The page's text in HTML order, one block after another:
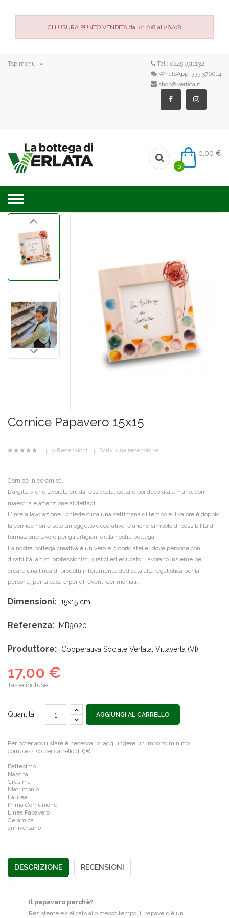
CHIUSURA PUNTO VENDITA dal 01/08 al 26/08
Top menu  Tel.: 0445 1911132
WhatsApp: 335 376014
shop@verlata.it
0,00 €
0
Cornice Papavero 15x15
0 Recensioni Scrivi una recensione
Cornice in ceramica.
L'argilla viene lavorata cruda, essiccata, cotta e poi decorata a mano, con
maestria e attenzione ai dettagli.
L'intera lavorazione richiede circa una settimana di tempo e il valore è doppio:
la cornice non è solo un oggetto decorativo, è anche simbolo di possibilità di
formazione lavoro per gli artigiani della nostra bottega.
La nostra bottega creativa è un vero e proprio atelier dove persone con
disabilità, artisti professionisti, grafici ed educatori lavorano insieme per
creare una linea di prodotti interamente dedicata alla regalistica per la
persona, per la casa e per gli eventi cerimoniali.
Dimensioni: 15x15 cm
Referenza: MB9020
Produttore: Cooperativa Sociale Verlata, Villaverla (VI)
17,00 €
Tasse incluse
Quantità AGGIUNGI AL CARRELLO
Per poter acquistare è necessario raggiungere un importo minimo
complessivo per carrello di 9€.
Battesimo
Nascita
Cresima
Matrimonio
Laurea
Prima Comunione
Linea Papavero
Ceramica
anniversario
DESCRIZIONE RECENSIONI
Il papavero perchè?
Resistente e delicato allo stesso tempo, il papavero è un